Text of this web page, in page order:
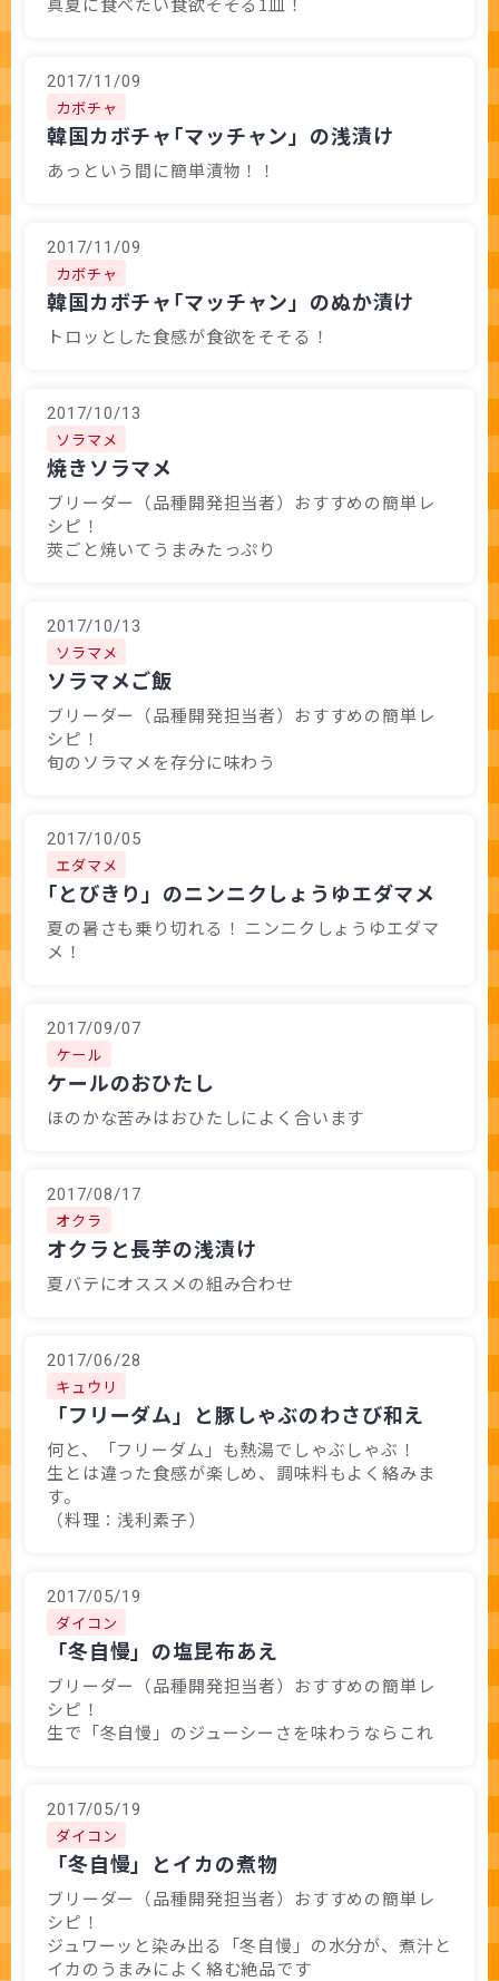
2017/11/09
カボチャ
韓国カボチャ｢マッチャン」の浅漬け
あっという間に簡単漬物！！
2017/11/09
カボチャ
韓国カボチャ｢マッチャン」のぬか漬け
トロッとした食感が食欲をそそる！
2017/10/13
ソラマメ
焼きソラマメ
ブリーダー（品種開発担当者）おすすめの簡単レ
シピ！
莢ごと焼いてうまみたっぷり
2017/10/13
ソラマメ
ソラマメご飯
ブリーダー（品種開発担当者）おすすめの簡単レ
シピ！
旬のソラマメを存分に味わう
2017/10/05
エダマメ
｢とびきり」のニンニクしょうゆエダマメ
夏の暑さも乗り切れる！ ニンニクしょうゆエダマ
メ！
2017/09/07
ケール
ケールのおひたし
ほのかな苦みはおひたしによく合います
2017/08/17
オクラ
オクラと長芋の浅漬け
夏バテにオススメの組み合わせ
2017/06/28
キュウリ
「フリーダム」と豚しゃぶのわさび和え
何と、「フリーダム」も熱湯でしゃぶしゃぶ！
生とは違った食感が楽しめ、調味料もよく絡みま
す。
（料理：浅利素子）
2017/05/19
ダイコン
「冬自慢」の塩昆布あえ
ブリーダー（品種開発担当者）おすすめの簡単レ
シピ！
生で「冬自慢」のジューシーさを味わうならこれ
2017/05/19
ダイコン
「冬自慢」とイカの煮物
ブリーダー（品種開発担当者）おすすめの簡単レ
シピ！
ジュワーッと染み出る「冬自慢」の水分が、煮汁と
イカのうまみによく絡む絶品です